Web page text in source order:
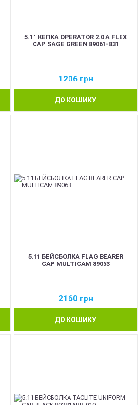
5.11 КЕПКА OPERATOR 2.0 A FLEX
CAP SAGE GREEN 89061-831
1206 грн
ДО КОШИКУ
5.11 БЕЙСБОЛКА FLAG BEARER
CAP MULTICAM 89063
2160 грн
ДО КОШИКУ